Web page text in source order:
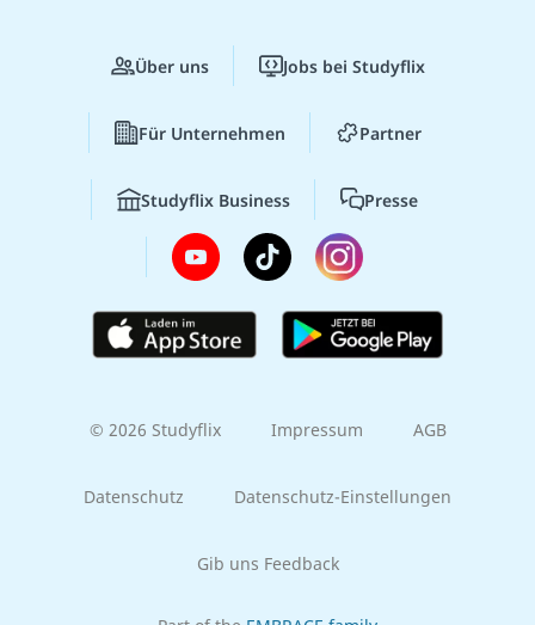
Über uns Jobs bei Studyflix
Für Unternehmen Partner
Studyflix Business Presse
© 2026 Studyflix Impressum AGB
Datenschutz Datenschutz-Einstellungen
Gib uns Feedback